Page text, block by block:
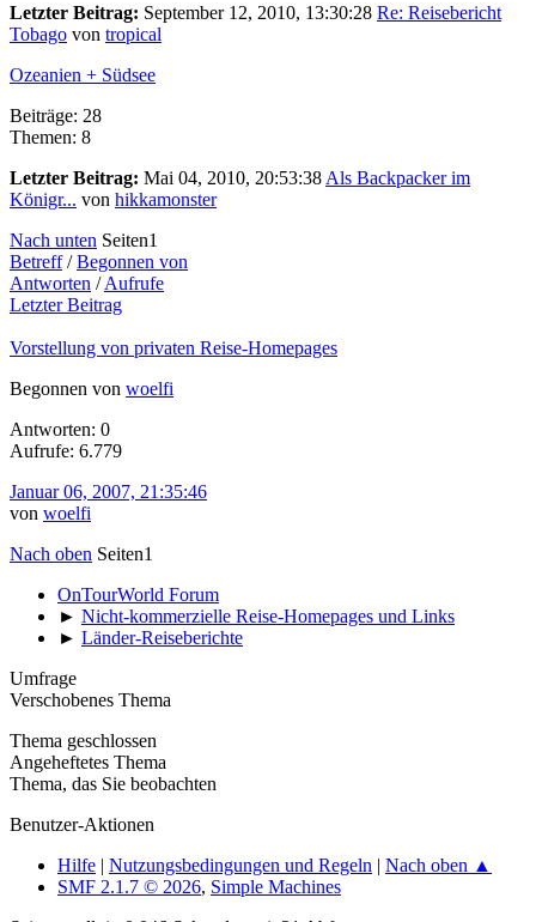
Letzter Beitrag: September 12, 2010, 13:30:28 Re: Reisebericht
Tobago von tropical
Ozeanien + Südsee
Beiträge: 28
Themen: 8
Letzter Beitrag: Mai 04, 2010, 20:53:38 Als Backpacker im
Königr... von hikkamonster
Nach unten Seiten1
Betreff/Begonnen von
Antworten /Aufrufe
Letzter Beitrag
Vorstellung von privaten Reise-Homepages
Begonnen von woelfi
Antworten: 0
Aufrufe: 6.779
Januar 06, 2007, 21:35:46
von woelfi
Nach oben Seiten1
OnTourWorld Forum
► Nicht-kommerzielle Reise-Homepages und Links
► Länder-Reiseberichte
Umfrage
Verschobenes Thema
Thema geschlossen
Angeheftetes Thema
Thema, das Sie beobachten
Benutzer-Aktionen
Hilfe | Nutzungsbedingungen und Regeln | Nach oben ▲
SMF 2.1.7 © 2026, Simple Machines